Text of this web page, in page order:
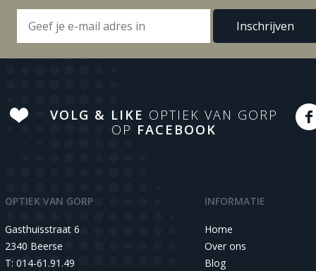
VOLG & LIKE OPTIEK VAN GORP
OP FACEBOOK
OPTIEK VAN GORP
Gasthuisstraat 6
2340 Beerse
T: 014-61.91.49
INFORMATIE
Home
Over ons
Blog